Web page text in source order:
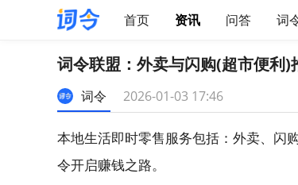
首页 资讯 问答 词
词令联盟：外卖与闪购(超市便利)
词令 2026-01-03 17:46
本地生活即时零售服务包括：外卖、闪
令开启赚钱之路。